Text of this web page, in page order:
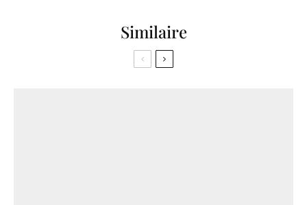
Similaire